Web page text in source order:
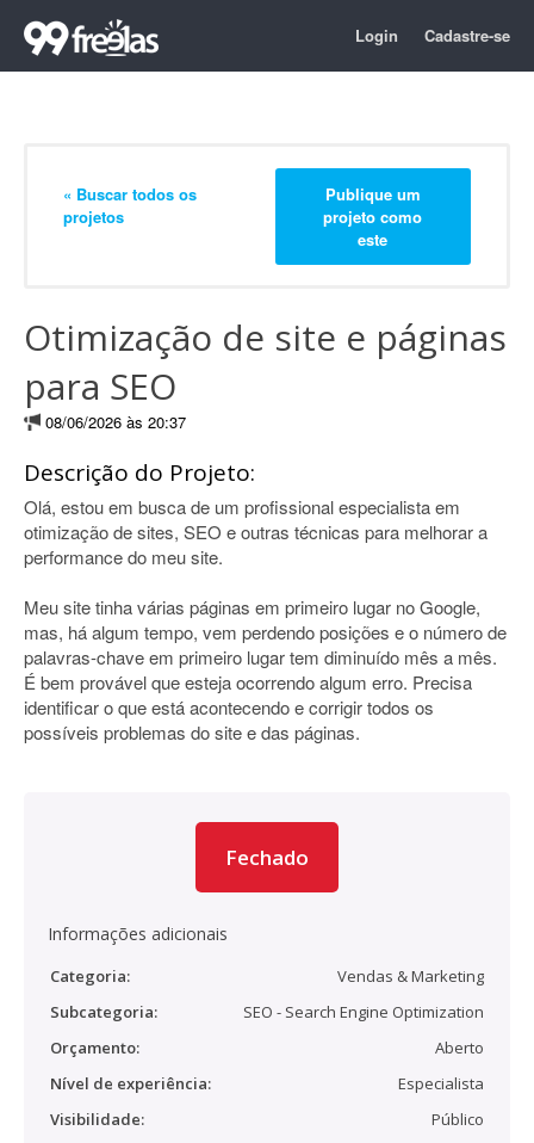
Login Cadastre-se
« Buscar todos os
projetos
Publique um
projeto como
este
Otimização de site e páginas
para SEO
08/06/2026 às 20:37
Descrição do Projeto:
Olá, estou em busca de um profissional especialista em
otimização de sites, SEO e outras técnicas para melhorar a
performance do meu site.
Meu site tinha várias páginas em primeiro lugar no Google,
mas, há algum tempo, vem perdendo posições e o número de
palavras-chave em primeiro lugar tem diminuído mês a mês.
É bem provável que esteja ocorrendo algum erro. Precisa
identificar o que está acontecendo e corrigir todos os
possíveis problemas do site e das páginas.
Fechado
Informações adicionais
Categoria:
Vendas & Marketing
Subcategoria:
SEO - Search Engine Optimization
Orçamento:
Aberto
Nível de experiência:
Especialista
Visibilidade:
Público